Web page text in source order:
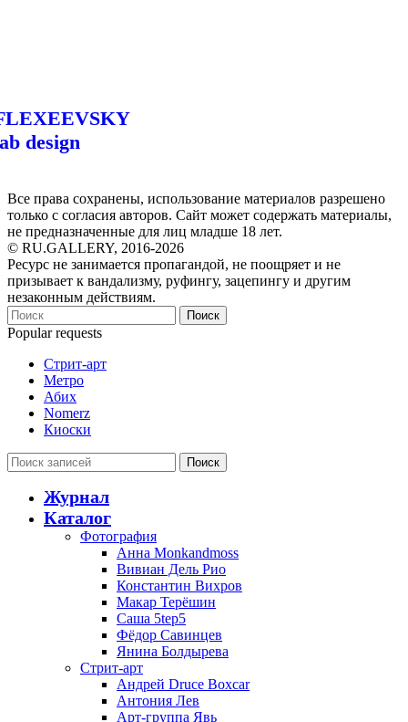
design
Все права сохранены, использование материалов разрешено
только с согласия авторов. Сайт может содержать материалы,
не предназначенные для лиц младше 18 лет.
© RU.GALLERY, 2016-2026
Ресурс не занимается пропагандой, не поощряет и не
призывает к вандализму, руфингу, зацепингу и другим
незаконным действиям.
Поиск
Popular requests
Стрит-арт
Метро
Абих
Nomerz
Киоски
Поиск
Журнал
Каталог
Фотография
Анна Monkandmoss
Вивиан Дель Рио
Константин Вихров
Макар Терёшин
Саша 5tep5
Фёдор Савинцев
Янина Болдырева
Стрит-арт
Андрей Druce Boxcar
Антония Лев
Арт-группа Явь